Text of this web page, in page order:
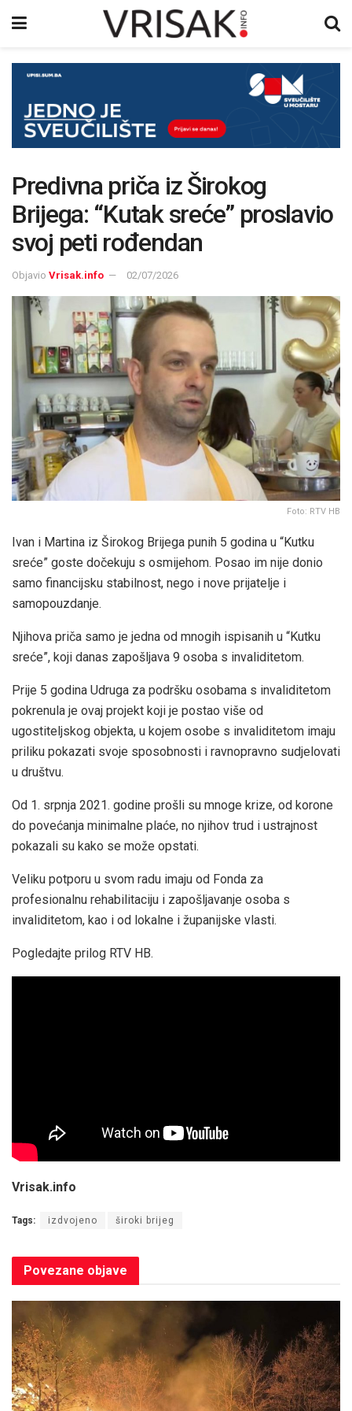
Predivna priča iz Širokog
Brijega: “Kutak sreće” proslavio
svoj peti rođendan
Objavio Vrisak.info 02/07/2026
Foto: RTV HB
Ivan i Martina iz Širokog Brijega punih 5 godina u “Kutku
sreće” goste dočekuju s osmijehom. Posao im nije donio
samo financijsku stabilnost, nego i nove prijatelje i
samopouzdanje.
Njihova priča samo je jedna od mnogih ispisanih u “Kutku
sreće”, koji danas zapošljava 9 osoba s invaliditetom.
Prije 5 godina Udruga za podršku osobama s invaliditetom
pokrenula je ovaj projekt koji je postao više od
ugostiteljskog objekta, u kojem osobe s invaliditetom imaju
priliku pokazati svoje sposobnosti i ravnopravno sudjelovati
u društvu.
Od 1. srpnja 2021. godine prošli su mnoge krize, od korone
do povećanja minimalne plaće, no njihov trud i ustrajnost
pokazali su kako se može opstati.
Veliku potporu u svom radu imaju od Fonda za
profesionalnu rehabilitaciju i zapošljavanje osoba s
invaliditetom, kao i od lokalne i županijske vlasti.
Pogledajte prilog RTV HB.
Vrisak.info
Tags: izdvojeno široki brijeg
Povezane objave